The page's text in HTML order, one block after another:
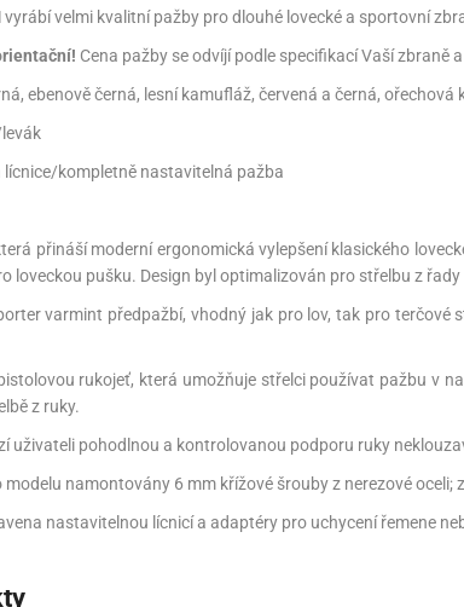
vyrábí velmi kvalitní pažby pro dlouhé lovecké a sportovní
Cena pažby se odvíjí podle specifikací Vaší zbraně
ebenově černá, lesní kamufláž, červená a černá, ořechová
lícnice/kompletně nastavitelná pažba
přináší moderní ergonomická vylepšení klasického
loveckou pušku. Design byl optimalizován pro střelbu z řady
varmint předpažbí, vhodný jak pro lov, tak pro terčové
rukojeť, která umožňuje střelci používat pažbu v
z ruky.
uživateli pohodlnou a kontrolovanou podporu ruky
namontovány 6 mm křížové šrouby z nerezové
nastavitelnou lícnicí a adaptéry pro uchycení řemene